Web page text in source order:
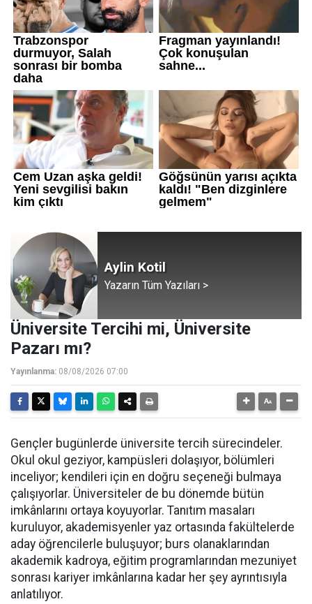
Aylin Kotil
Yazarın Tüm Yazıları >
Üniversite Tercihi mi, Üniversite
Pazarı mı?
Yayınlanma: 08/08/2026 07:00
Gençler bugünlerde üniversite tercih sürecindeler.
Okul okul geziyor, kampüsleri dolaşıyor, bölümleri
inceliyor; kendileri için en doğru seçeneği bulmaya
çalışıyorlar. Üniversiteler de bu dönemde bütün
imkânlarını ortaya koyuyorlar. Tanıtım masaları
kuruluyor, akademisyenler yaz ortasında fakültelerde
aday öğrencilerle buluşuyor; burs olanaklarından
akademik kadroya, eğitim programlarından mezuniyet
sonrası kariyer imkânlarına kadar her şey ayrıntısıyla
anlatılıyor.